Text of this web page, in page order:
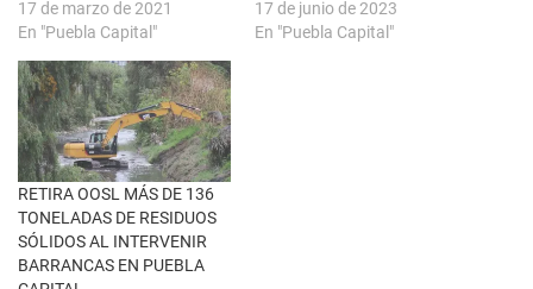
v
a
)
e
n
u
n
a
v
e
n
t
a
n
a
n
u
e
v
a
)
17 de marzo de 2021
En "Puebla Capital"
17 de junio de 2023
En "Puebla Capital"
RETIRA OOSL MÁS DE 136
TONELADAS DE RESIDUOS
SÓLIDOS AL INTERVENIR
BARRANCAS EN PUEBLA